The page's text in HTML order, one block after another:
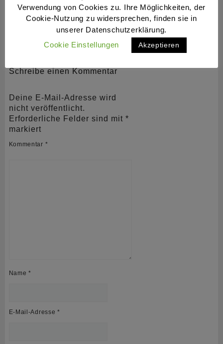
10 km - 32:37 min (2007)
Halbmarathon - 1:13:06 h (2006)
Marathon - 2:41:37 h (2009)
50 km - 3:23:27 h (2013)
6h-Lauf - 75,263 km (2012)
Schreibe einen Kommentar
Deine E-Mail-Adresse wird
nicht veröffentlicht.
Erforderliche Felder sind mit *
markiert
Kommentar *
Name *
E-Mail-Adresse *
Verwendung von Cookies zu. Ihre Möglichkeiten, der
Cookie-Nutzung zu widersprechen, finden sie in
unserer Datenschutzerklärung.
Cookie Einstellungen
Akzeptieren